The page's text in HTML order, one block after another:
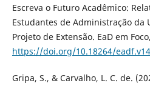
Escreva o Futuro Acadêmico:
Estudantes de Administração da
Projeto de Extensão. EaD em
https://doi.org/10.18264/
Gripa, S., & Carvalho, L. C. de.